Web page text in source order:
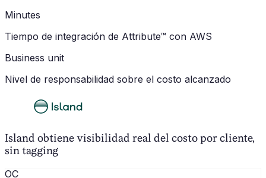
Minutes
Tiempo de integración de Attribute™ con AWS
Business unit
Nivel de responsabilidad sobre el costo alcanzado
Island obtiene visibilidad real del costo por cliente,
sin tagging
OC